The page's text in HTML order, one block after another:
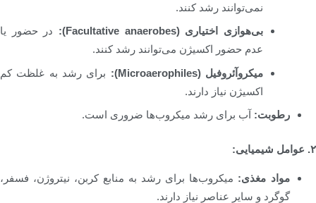
نمی‌توانند رشد کنند.
بی‌هوازی اختیاری (Facultative anaerobes):
در حضور یا
عدم حضور اکسیژن می‌توانند رشد کنند.
میکروآئروفیل (Microaerophiles):
برای رشد به غلظت کم
اکسیژن نیاز دارند.
رطوبت: آب برای رشد میکروب‌ها ضروری است.
۲. عوامل شیمیایی:
مواد مغذی: میکروب‌ها برای رشد به منابع کربن، نیتروژن، فسفر،
گوگرد و سایر عناصر نیاز دارند.